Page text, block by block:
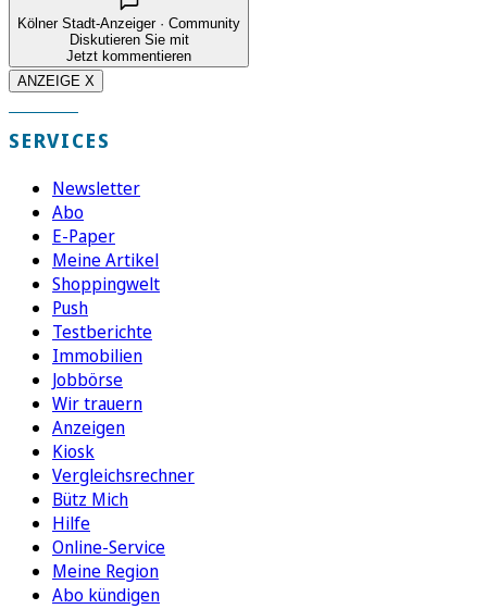
Kölner Stadt-Anzeiger · Community
Diskutieren Sie mit
Jetzt kommentieren
ANZEIGE X
SERVICES
Newsletter
Abo
E-Paper
Meine Artikel
Shoppingwelt
Push
Testberichte
Immobilien
Jobbörse
Wir trauern
Anzeigen
Kiosk
Vergleichsrechner
Bütz Mich
Hilfe
Online-Service
Meine Region
Abo kündigen